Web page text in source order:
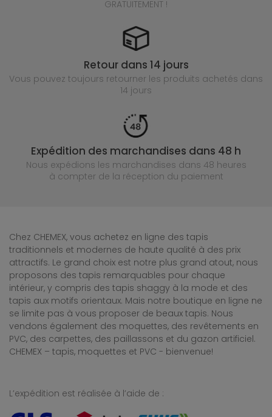
GRATUITEMENT !
Retour dans 14 jours
Vous pouvez toujours retourner les produits achetés dans
14 jours
Expédition des marchandises dans 48 h
Nous expédions les marchandises dans 48 heures
à compter de la réception du paiement
Chez CHEMEX, vous achetez en ligne des tapis
traditionnels et modernes de haute qualité à des prix
attractifs. Le grand choix est notre plus grand atout, nous
proposons des tapis remarquables pour chaque
intérieur, y compris des tapis shaggy à la mode et des
tapis aux motifs orientaux. Mais notre boutique en ligne ne
se limite pas à vous proposer de beaux tapis. Nous
vendons également des moquettes, des revêtements en
PVC, des carpettes, des paillassons et du gazon artificiel.
CHEMEX – tapis, moquettes et PVC - bienvenue!
L’expédition est réalisée à l’aide de :